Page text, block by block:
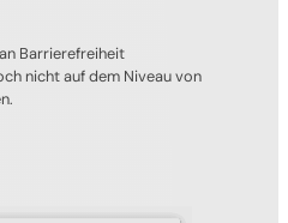
Barrierefreiheit
nicht auf dem Niveau von